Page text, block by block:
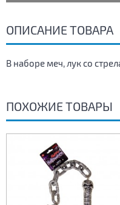
ОПИСАНИЕ ТОВАРА
В наборе меч, лук со
ПОХОЖИЕ ТОВАРЫ